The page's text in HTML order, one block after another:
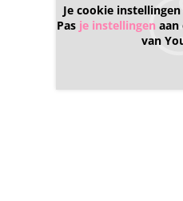
Je cookie
Pas je instellingen aan
van